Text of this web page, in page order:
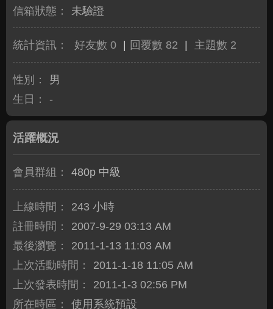
信箱狀態： 未驗證
統計資訊： 好友數 0 回覆數 82 主題數 2
性別：
男
生日：
-
活躍概況
會員群組： 480p 中級
上線時間：
243 小時
註冊時間：
2007-9-29 03:13 AM
最後瀏覽：
2011-1-13 11:03 AM
上次活動時間：
2011-1-18 11:05 AM
上次發表時間：
2011-1-3 02:56 PM
所在時區：
使用系統預設